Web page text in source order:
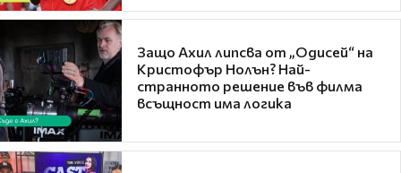
Защо Ахил липсва от „Одисей“ на
Кристофър Нолън? Най-
странното решение във филма
всъщност има логика